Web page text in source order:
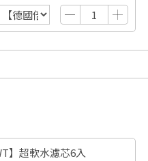
】超軟水濾芯6入